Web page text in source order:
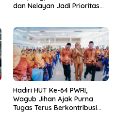
dan Nelayan Jadi Prioritas
Hadiri HUT Ke-64 PWRI,
Wagub Jihan Ajak Purna
Tugas Terus Berkontribusi